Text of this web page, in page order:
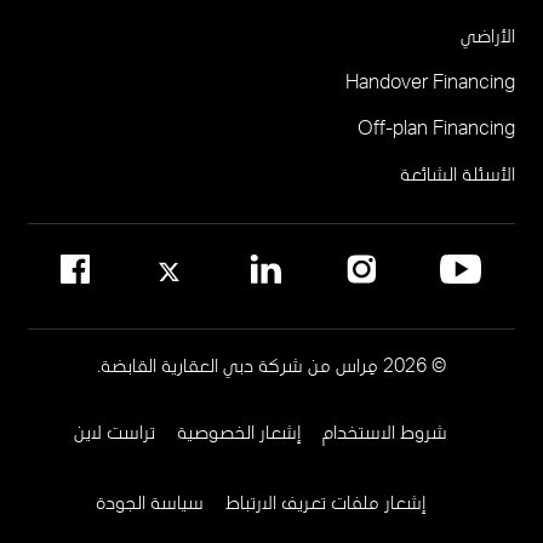
البوابة الإلكترونية للوسطاء
مركز مبيعات مِراس في نخلة جميرا
لإدارة المجتمع
يرجى الاتصال على 800MERAAS (800-637227)
مكتب إدارة المجمع العقاري
أتيليس في حي دبي للتصميم
الأراضي
Handover Financing
Off-plan Financing
الأسئلة الشائعة
© 2026 مِراس من شركة دبي العقارية القابضة.
Footerشروط الاستخدام إشعار الخصوصية تراست لاين
إشعار ملفات تعريف الارتباط سياسة الجودة